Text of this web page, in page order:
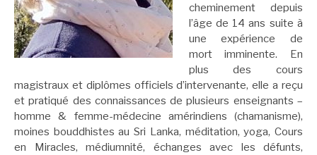
cheminement depuis
l’âge de 14 ans suite à
une expérience de
mort imminente. En
plus des cours
magistraux et diplômes officiels d’intervenante, elle a reçu
et pratiqué des connaissances de plusieurs enseignants –
homme & femme-médecine amérindiens (chamanisme),
moines bouddhistes au Sri Lanka, méditation, yoga, Cours
en Miracles, médiumnité, échanges avec les défunts,